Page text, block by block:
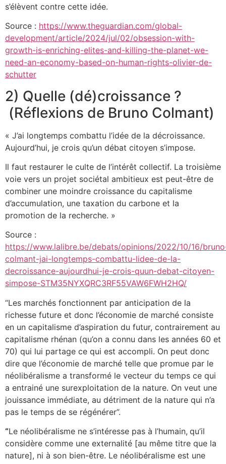
s’élèvent contre cette idée.
Source : https://www.theguardian.com/global-
development/article/2024/jul/02/obsession-with-
growth-is-enriching-elites-and-killing-the-planet-we-
need-an-economy-based-on-human-rights-olivier-de-
schutter
2) Quelle (dé)croissance ?
(Réflexions de Bruno Colmant)
« J’ai longtemps combattu l’idée de la décroissance.
Aujourd’hui, je crois qu’un débat citoyen s’impose.
Il faut restaurer le culte de l’intérêt collectif. La troisième
voie vers un projet sociétal ambitieux est peut-être de
combiner une moindre croissance du capitalisme
d’accumulation, une taxation du carbone et la
promotion de la recherche. »
Source :
https://www.lalibre.be/debats/opinions/2022/10/16/
colmant-jai-longtemps-combattu-lidee-de-la-
decroissance-aujourdhui-je-crois-quun-debat-citoyen-
simpose-STM35NYXQRC3RF55VAW6FWH2HQ/
“Les marchés fonctionnent par anticipation de la
richesse future et donc l’économie de marché consiste
en un capitalisme d’aspiration du futur, contrairement au
capitalisme rhénan (qu’on a connu dans les années 60 et
70) qui lui partage ce qui est accompli. On peut donc
dire que l’économie de marché telle que promue par le
néolibéralisme a transformé le vecteur du temps ce qui
a entrainé une surexploitation de la nature. On veut une
jouissance immédiate, au détriment de la nature qui n’a
pas le temps de se régénérer”.
“Le néolibéralisme ne s’intéresse pas à l’humain, qu’il
considère comme une externalité [au même titre que la
nature], ni à son bien-être. Le néolibéralisme est une